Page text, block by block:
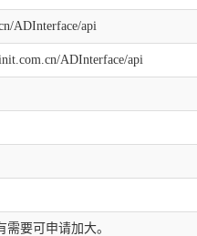
ADInterface/api
ADInterface/api
需要可申请加大。